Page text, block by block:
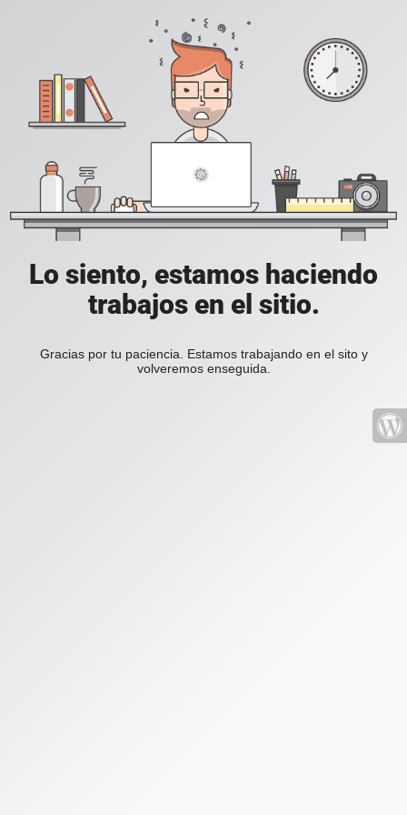
Lo siento, estamos haciendo
trabajos en el sitio.
Gracias por tu paciencia. Estamos trabajando en el sito y
volveremos enseguida.